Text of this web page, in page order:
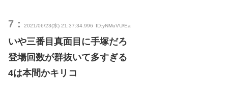
7： 2021/06/23(水) 21:37:34.996 ID:yNMuVU/Ea
いや三番目真面目に手塚だろ
登場回数が群抜いて多すぎる
4は本間かキリコ